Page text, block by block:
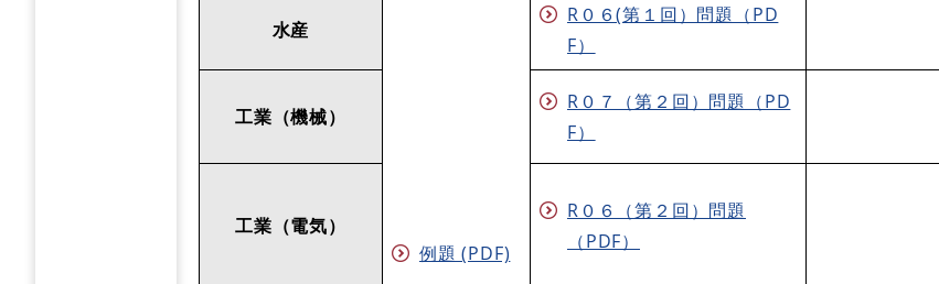
例題 (PDF)
水産
​R０６(第１回）問題（PD
F）
工業（機械）
R０７（第２回）問題（PD
F）
工業（電気）
R０６（第２回）問題
（PDF）